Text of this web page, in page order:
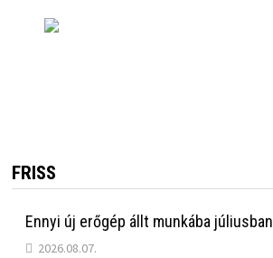
FRISS
Ennyi új erőgép állt munkába júliusban
2026.08.07.